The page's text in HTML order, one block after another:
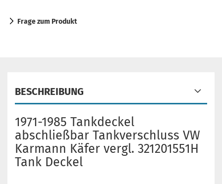
Frage zum Produkt
BESCHREIBUNG
1971-1985 Tankdeckel
abschließbar Tankverschluss VW
Karmann Käfer vergl. 321201551H
Tank Deckel